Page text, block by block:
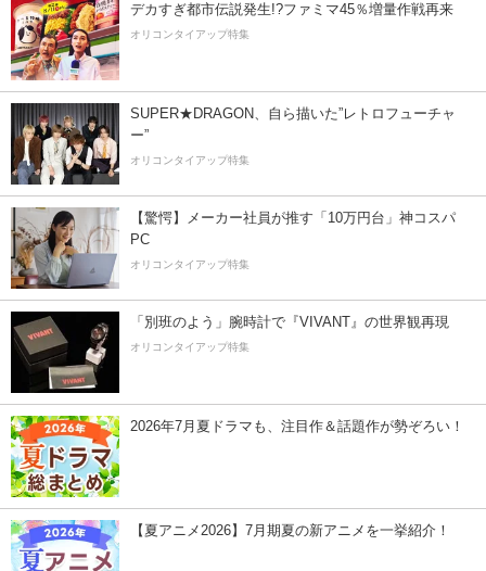
デカすぎ都市伝説発生!?ファミマ45％増量作戦再来
オリコンタイアップ特集
SUPER★DRAGON、自ら描いた”レトロフューチャ
ー”
オリコンタイアップ特集
【驚愕】メーカー社員が推す「10万円台」神コスパ
PC
オリコンタイアップ特集
「別班のよう」腕時計で『VIVANT』の世界観再現
オリコンタイアップ特集
2026年7月夏ドラマも、注目作＆話題作が勢ぞろい！
【夏アニメ2026】7月期夏の新アニメを一挙紹介！